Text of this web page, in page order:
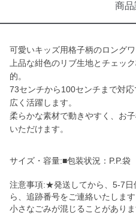
商品
可愛いキッズ用格子柄のロングワ
上品な紺色のリブ生地とチェッ
的。
73センチから100センチまで対
広く活躍します。
柔らかな素材で動きやすく、お
いただけます。
サイズ・容量:■包装状況：P.P.袋
注意事項:★発送してから、5-7日
ら、追跡番号をご連絡いたしま
小さなごみが混じることがあり